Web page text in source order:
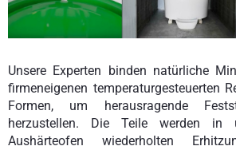
Unsere Experten binden natürliche
firmeneigenen temperaturgesteuerten
Formen, um herausragende
herzustellen. Die Teile werden in
Aushärteofen wiederholten